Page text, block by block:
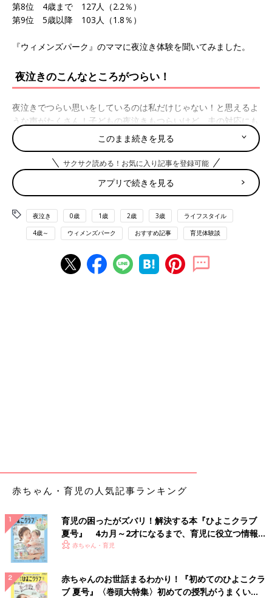
第8位 4歳まで 127人（2.2％）
第9位 5歳以降 103人（1.8％）
『ウィメンズパーク』のママに夜泣き体験を聞いてみました。
夜泣きのこんなところがつらい！
夜泣きでつらい思いをしているのは私だけじゃない！と思えるよ
うな声がたくさん！子どもの夜泣きもつらいけど、夫の対応にも
不満…という声もありました。
昼も夜もとにかく寝ない！
とにかく寝ない子でした。お昼寝も続けてしない子で、抱っこか
寝不足で体も調子悪くなるしイライラもします。私はノイローゼ
の一歩手前だったと思います。
らは、少しずつ寝てくれるようになった気がします。朝までぐっ
すりは4才近くかな…。
つらかったなあ…。
どうしようもないときは、集合住宅 なので迷惑にならないように
とドライブもしました。
下の子は昼夜逆転は3週間、1回だけ夜の子守を夫に頼んだら、と
てもきつかったようです。
泣く・叫ぶ…魔のループ
このまま続きを見る
サクサク読める！お気に入り記事を登録可能
アプリで続きを見る
夜泣き 0歳 1歳 2歳 3歳 ライフスタイル
4歳～ ウィメンズパーク おすすめ記事 育児体験談
赤ちゃん・育児の人気記事ランキング
育児の困ったがズバリ！解決する本『ひよこクラブ
夏号』 4カ月～2才になるまで、育児に役立つ情報が
いっぱい！
赤ちゃん・育児
赤ちゃんのお世話まるわかり！『初めてのひよこクラ
ブ 夏号』〈巻頭大特集〉初めての授乳がうまくい